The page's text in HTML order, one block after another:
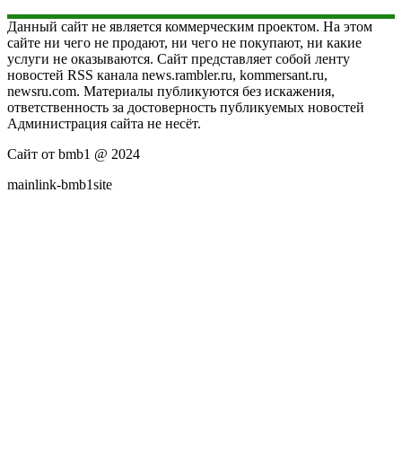
Данный сайт не является коммерческим проектом. На этом
сайте ни чего не продают, ни чего не покупают, ни какие
услуги не оказываются. Сайт представляет собой ленту
новостей RSS канала news.rambler.ru, kommersant.ru,
newsru.com. Материалы публикуются без искажения,
ответственность за достоверность публикуемых новостей
Администрация сайта не несёт.
Сайт от bmb1 @ 2024
mainlink-bmb1site